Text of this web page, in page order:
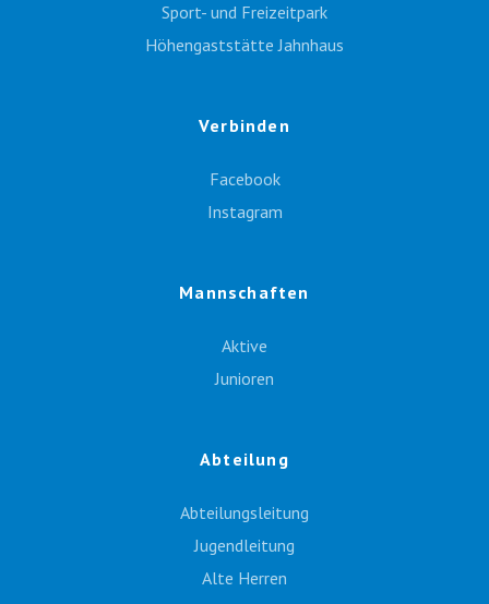
Sport- und Freizeitpark
Höhengaststätte Jahnhaus
Verbinden
Facebook
Instagram
Mannschaften
Aktive
Junioren
Abteilung
Abteilungsleitung
Jugendleitung
Alte Herren